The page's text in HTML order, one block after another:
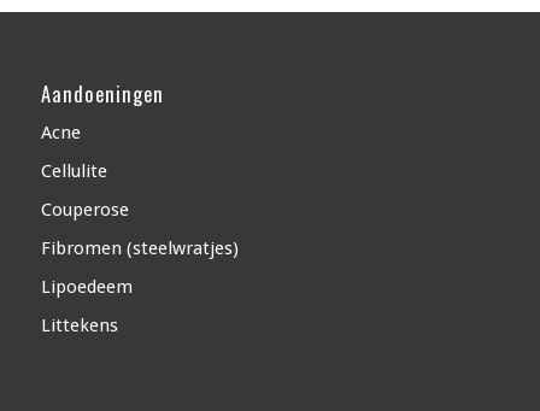
Aandoeningen
Acne
Cellulite
Couperose
Fibromen (steelwratjes)
Lipoedeem
Littekens